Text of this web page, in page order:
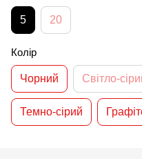
5 20
Колір
Чорний Світло-
Темно-сірий